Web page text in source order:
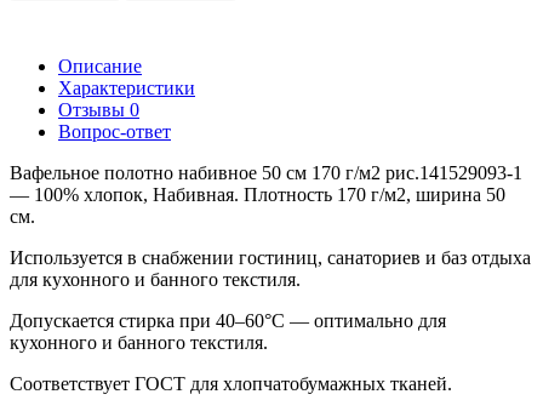
Описание
Характеристики
Отзывы 0
Вопрос-ответ
Вафельное полотно набивное 50 см 170 г/м2 рис.141529093-1
— 100% хлопок, Набивная. Плотность 170 г/м2, ширина 50
см.
Используется в снабжении гостиниц, санаториев и баз отдыха
для кухонного и банного текстиля.
Допускается стирка при 40–60°С — оптимально для
кухонного и банного текстиля.
Соответствует ГОСТ для хлопчатобумажных тканей.